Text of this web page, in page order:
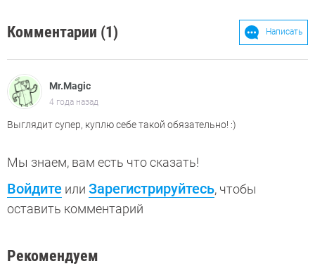
Комментарии (1) Написать
Mr.Magic
4 года назад
Выглядит супер, куплю себе такой обязательно! :)
Мы знаем, вам есть что сказать!
Войдите или Зарегистрируйтесь, чтобы
оставить комментарий
Рекомендуем